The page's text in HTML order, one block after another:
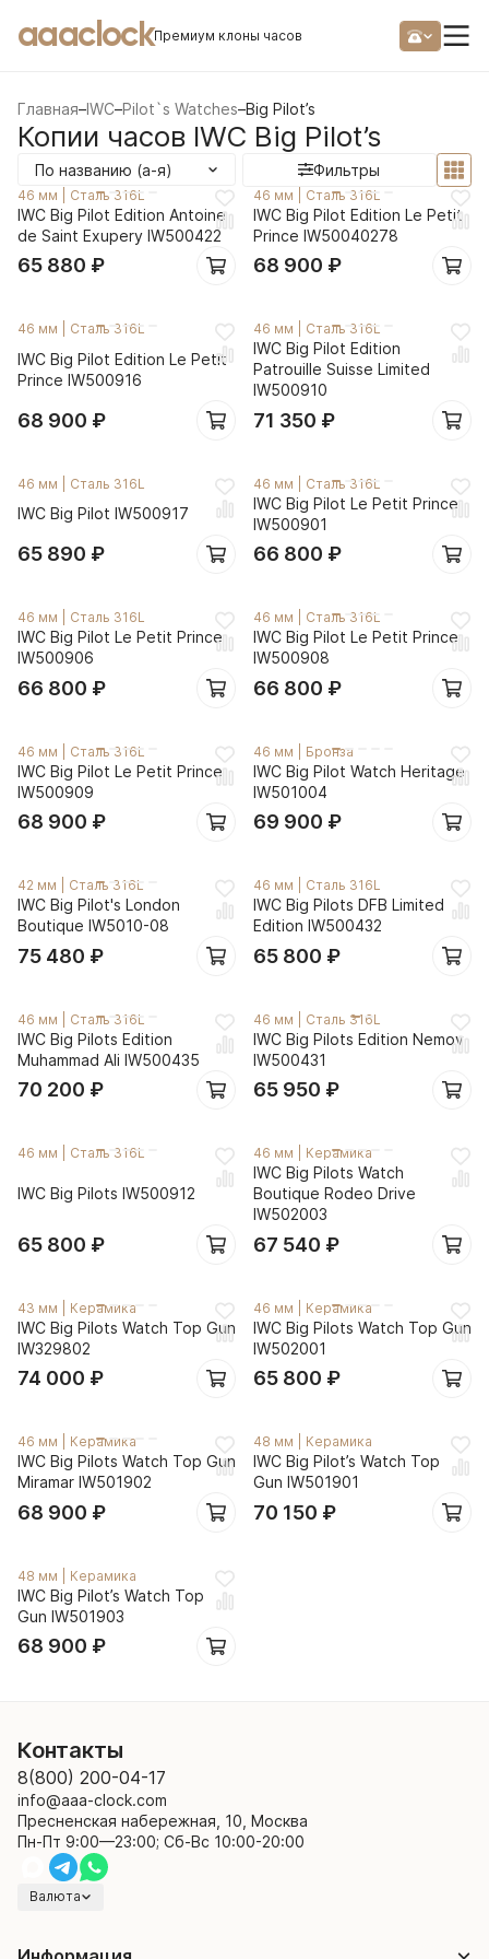
aaaclockПремиум клоны часов
Главная–IWC–Pilot`s Watches–Big Pilot’s
Копии часов IWC Big Pilot’s
По названию (а-я) Фильтры
46 мм Сталь 316L
IWC Big Pilot Edition Antoine
de Saint Exupery IW500422
65 880 ₽
46 мм Сталь 316L
IWC Big Pilot Edition Le Petit
Prince IW50040278
68 900 ₽
46 мм Сталь 316L
IWC Big Pilot Edition Le Petit
Prince IW500916
68 900 ₽
46 мм Сталь 316L
IWC Big Pilot Edition
Patrouille Suisse Limited
IW500910
71 350 ₽
46 мм Сталь 316L
IWC Big Pilot IW500917
65 890 ₽
46 мм Сталь 316L
IWC Big Pilot Le Petit Prince
IW500901
66 800 ₽
46 мм Сталь 316L
IWC Big Pilot Le Petit Prince
IW500906
66 800 ₽
46 мм Сталь 316L
IWC Big Pilot Le Petit Prince
IW500908
66 800 ₽
46 мм Сталь 316L
IWC Big Pilot Le Petit Prince
IW500909
68 900 ₽
46 мм Бронза
IWC Big Pilot Watch Heritage
IW501004
69 900 ₽
42 мм Сталь 316L
IWC Big Pilot's London
Boutique IW5010-08
75 480 ₽
46 мм Сталь 316L
IWC Big Pilots DFB Limited
Edition IW500432
65 800 ₽
46 мм Сталь 316L
IWC Big Pilots Edition
Muhammad Ali IW500435
70 200 ₽
46 мм Сталь 316L
IWC Big Pilots Edition Nemov
IW500431
65 950 ₽
46 мм Сталь 316L
IWC Big Pilots IW500912
65 800 ₽
46 мм Керамика
IWC Big Pilots Watch
Boutique Rodeo Drive
IW502003
67 540 ₽
43 мм Керамика
IWC Big Pilots Watch Top Gun
IW329802
74 000 ₽
46 мм Керамика
IWC Big Pilots Watch Top Gun
IW502001
65 800 ₽
46 мм Керамика
IWC Big Pilots Watch Top Gun
Miramar IW501902
68 900 ₽
48 мм Керамика
IWC Big Pilot’s Watch Top
Gun IW501901
70 150 ₽
48 мм Керамика
IWC Big Pilot’s Watch Top
Gun IW501903
68 900 ₽
Контакты
8(800) 200-04-17
info@aaa-clock.com
Пресненская набережная, 10, Москва
Пн-Пт 9:00—23:00; Сб-Вс 10:00-20:00
Валюта